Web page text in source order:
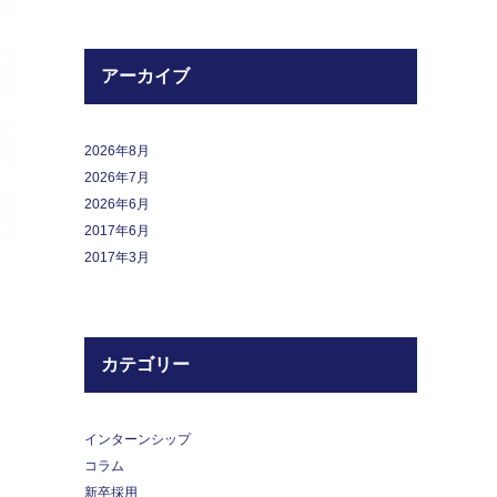
アーカイブ
2026年8月
2026年7月
2026年6月
2017年6月
2017年3月
カテゴリー
インターンシップ
コラム
新卒採用